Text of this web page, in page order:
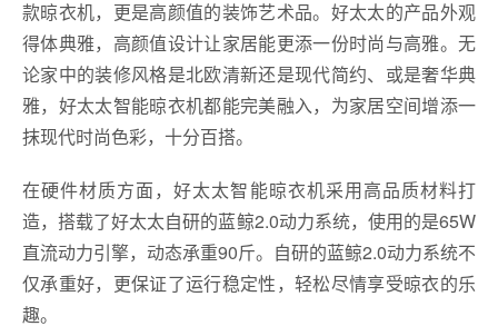
款晾衣机，更是高颜值的装饰艺术品。好太太的产品外观
得体典雅，高颜值设计让家居能更添一份时尚与高雅。无
论家中的装修风格是北欧清新还是现代简约、或是奢华典
雅，好太太智能晾衣机都能完美融入，为家居空间增添一
抹现代时尚色彩，十分百搭。
在硬件材质方面，好太太智能晾衣机采用高品质材料打
造，搭载了好太太自研的蓝鲸2.0动力系统，使用的是65W
直流动力引擎，动态承重90斤。自研的蓝鲸2.0动力系统不
仅承重好，更保证了运行稳定性，轻松尽情享受晾衣的乐
趣。